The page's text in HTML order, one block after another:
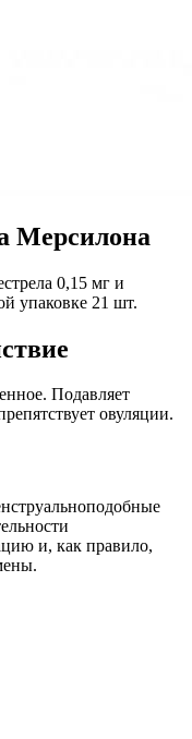
Мерсилона
0,15 мг и
упаковке 21 шт.
Подавляет
овуляции.
и, как правило,